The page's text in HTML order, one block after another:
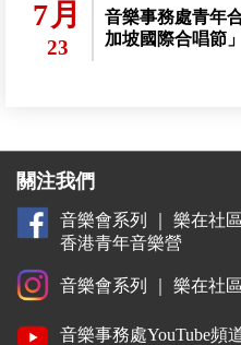
7月
23
音樂事務處青年
加坡國際合唱節
關注我們
音樂會系列 樂在社區
香港青年音樂營
音樂會系列 樂在社區
音樂事務處YouTube頻